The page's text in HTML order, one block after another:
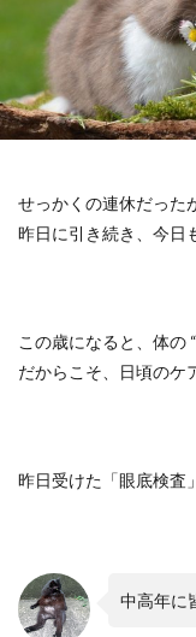
せっかくの連休だった
昨日に引き続き、今日
この歳になると、体の “
だからこそ、日頃のケ
昨日受けた「眼底検査
中高年に